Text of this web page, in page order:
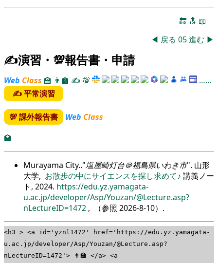
🔚 🔝 📖
◀ 戻る 05進む ▶
✍演習・💯報告書・申請
Web Class 🏫 👨‍🏫 ✍ 💯
……
✍ 平常演習
💯 課外報告書 Web Class
🏫
Murayama City.. 塩屋崎灯台＠福島県いわき市 . 山形
大学, お散歩の中にサイエンスを探し求めて♪ 講義ノー
ト, 2024. https://edu.yz.yamagata-
u.ac.jp/developer/Asp/Youzan/@Lecture.asp?
nLectureID=1472 , （参照 2026-8-10）.
<h3 > <a id='yznl1472' href='https://edu.yz.yamagata-
u.ac.jp/developer/Asp/Youzan/@Lecture.asp?
nLectureID=1472'> 👨‍🏫 </a> <a